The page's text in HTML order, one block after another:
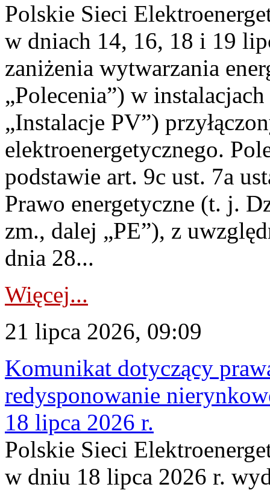
Polskie Sieci
w dniach 14, 16, 18 i 19
zaniżenia wytwarzania
„Polecenia”) w
„Instalacje PV”)
elektroenergetycznego.
podstawie art. 9c ust. 7a
Prawo energetyczne (t. j.
zm., dalej „PE”), z
dnia 28...
Więcej...
21 lipca 2026, 09:09
Komunikat dotyczący
redysponowanie
18 lipca 2026 r.
Polskie Sieci
w dniu 18 lipca 2026 r.